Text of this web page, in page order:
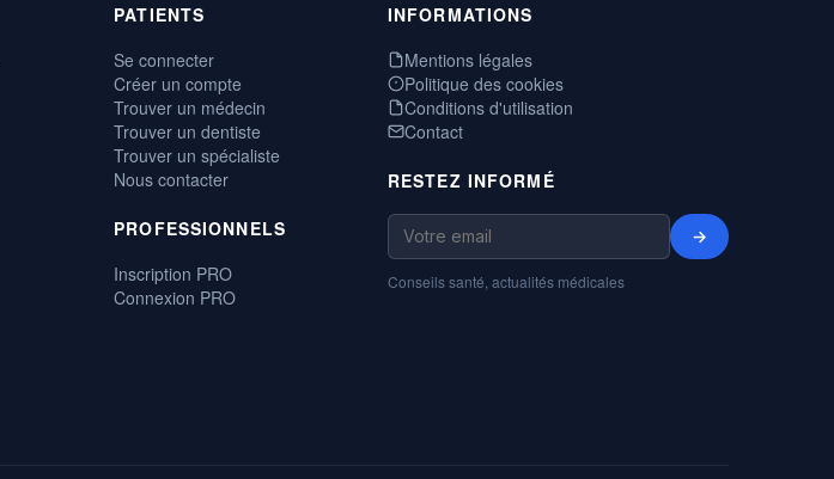
PATIENTS
Se connecter
Créer un compte
Trouver un médecin
Trouver un dentiste
Trouver un spécialiste
Nous contacter
PROFESSIONNELS
Inscription PRO
Connexion PRO
INFORMATIONS
Mentions légales
Politique des cookies
Conditions d'utilisation
Contact
RESTEZ INFORMÉ
→
Conseils santé, actualités médicales